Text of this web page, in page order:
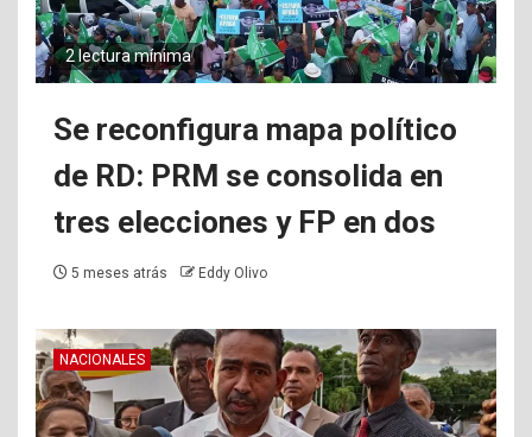
2 lectura mínima
Se reconfigura mapa político
de RD: PRM se consolida en
tres elecciones y FP en dos
5 meses atrás Eddy Olivo
NACIONALES